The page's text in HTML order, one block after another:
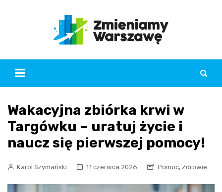
Wakacyjna zbiórka krwi w
Targówku – uratuj życie i
naucz się pierwszej pomocy!
Karol Szymański 11 czerwca 2026 Pomoc, Zdrowie